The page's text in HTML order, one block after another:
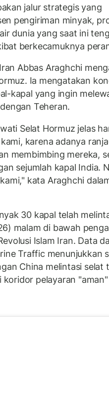
jalur strategis yang
pengiriman minyak,
dunia yang saat ini
berkecamuknya
Abbas Araghchi
Ia mengatakan
kapal yang ingin
Teheran.
Selat Hormuz jelas
karena adanya
membimbing mereka,
sejumlah kapal India.
kata Araghchi
30 kapal telah
malam di bawah
Islam Iran. Data
Traffic menunjukkan
China melintasi selat
pelayaran